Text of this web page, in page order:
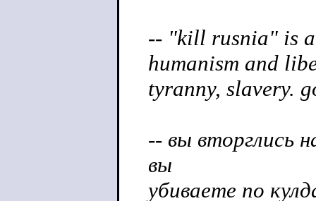
-- "kill rusnia" is
humanism and
tyranny, slavery.
-- вы вторглись
вы
убиваете по